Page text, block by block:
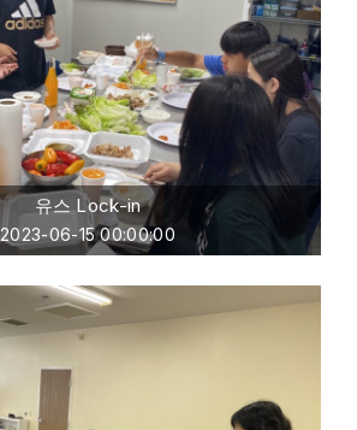
유스 Lock-in
2023-06-15 00:00:00